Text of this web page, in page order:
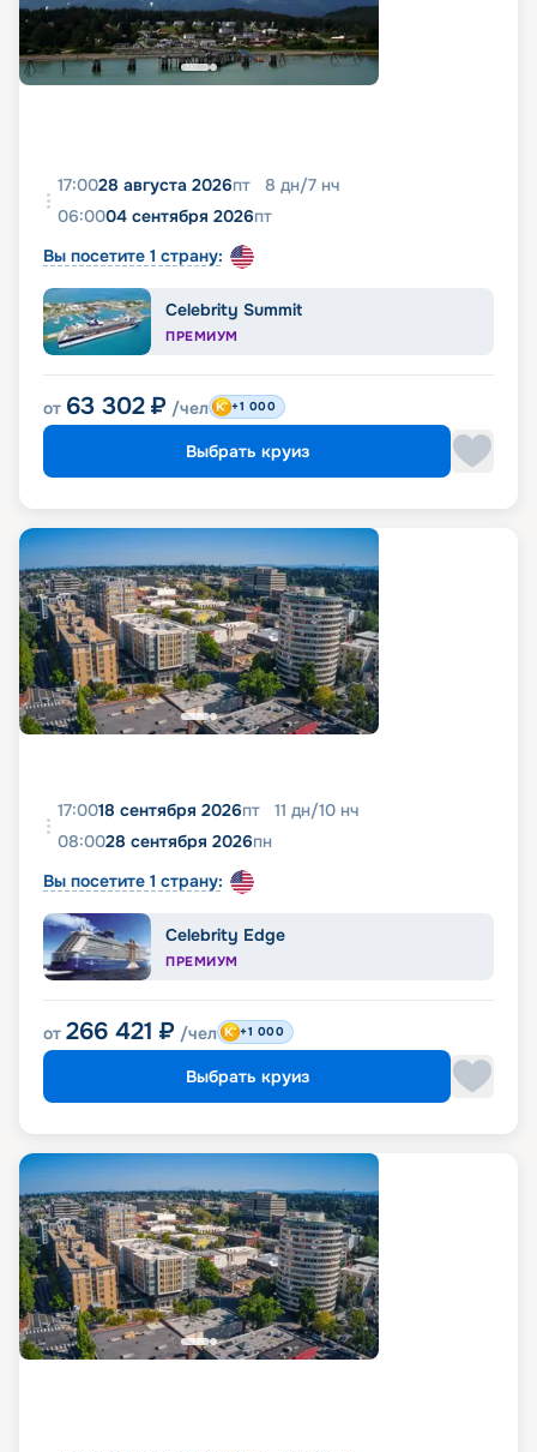
17:0028 августа 2026пт 8 дн/7 нч
06:0004 сентября 2026пт
Вы посетите 1 страну:
Celebrity Summit
ПРЕМИУМ
от 63 302 ₽ /чел +1 000
Выбрать круиз
17:0018 сентября 2026пт 11 дн/10 нч
08:0028 сентября 2026пн
Вы посетите 1 страну:
Celebrity Edge
ПРЕМИУМ
от 266 421 ₽ /чел +1 000
Выбрать круиз